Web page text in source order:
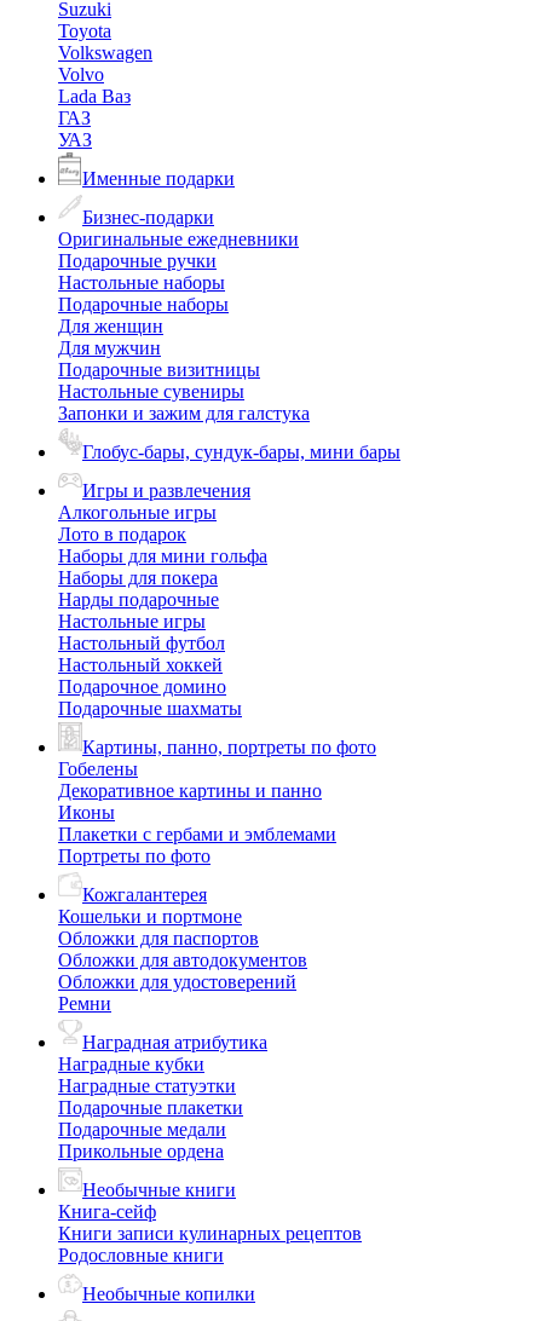
Suzuki
Toyota
Volkswagen
Volvo
Lada Ваз
ГАЗ
УАЗ
Именные подарки
Бизнес-подарки
Оригинальные ежедневники
Подарочные ручки
Настольные наборы
Подарочные наборы
Для женщин
Для мужчин
Подарочные визитницы
Настольные сувениры
Запонки и зажим для галстука
Глобус-бары, сундук-бары, мини бары
Игры и развлечения
Алкогольные игры
Лото в подарок
Наборы для мини гольфа
Наборы для покера
Нарды подарочные
Настольные игры
Настольный футбол
Настольный хоккей
Подарочное домино
Подарочные шахматы
Картины, панно, портреты по фото
Гобелены
Декоративное картины и панно
Иконы
Плакетки с гербами и эмблемами
Портреты по фото
Кожгалантерея
Кошельки и портмоне
Обложки для паспортов
Обложки для автодокументов
Обложки для удостоверений
Ремни
Наградная атрибутика
Наградные кубки
Наградные статуэтки
Подарочные плакетки
Подарочные медали
Прикольные ордена
Необычные книги
Книга-сейф
Книги записи кулинарных рецептов
Родословные книги
Необычные копилки